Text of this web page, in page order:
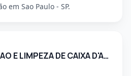
em Sao Paulo - SP.
C.H DEDETIZACAO E LIMPEZA DE CAIXA D'AGUA LTDA